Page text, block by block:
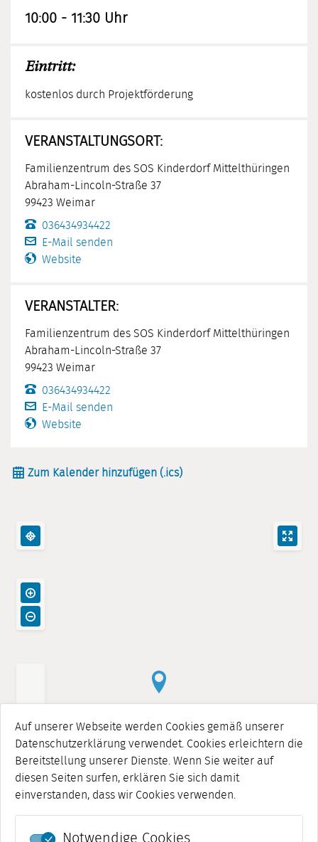
Auf unserer Webseite werden Cookies gemäß unserer
Datenschutzerklärung verwendet. Cookies erleichtern die
Bereitstellung unserer Dienste. Wenn Sie weiter auf
diesen Seiten surfen, erklären Sie sich damit
einverstanden, dass wir Cookies verwenden.
Notwendige Cookies
10:00 - 11:30 Uhr
Eintritt:
kostenlos durch Projektförderung
VERANSTALTUNGSORT:
Familienzentrum des SOS Kinderdorf Mittelthüringen
Abraham-Lincoln-Straße 37
99423 Weimar
036434934422
E-Mail senden
Website
VERANSTALTER:
Familienzentrum des SOS Kinderdorf Mittelthüringen
Abraham-Lincoln-Straße 37
99423 Weimar
036434934422
E-Mail senden
Website
Zum Kalender hinzufügen (.ics)